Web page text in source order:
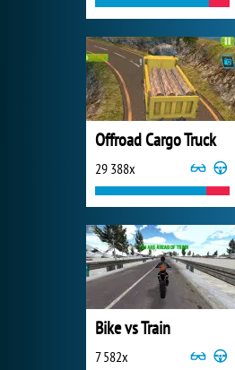
Offroad Cargo Truck
29 388x
Bike vs Train
7 582x